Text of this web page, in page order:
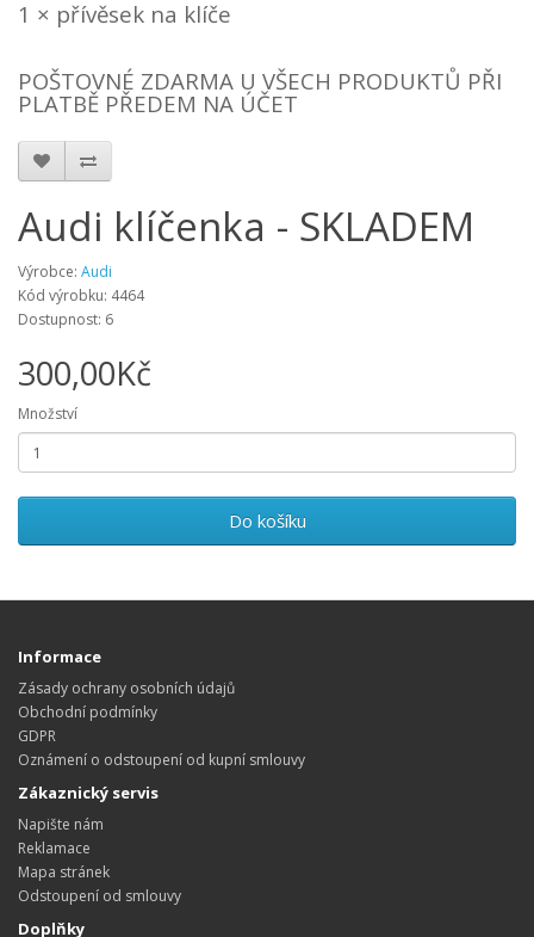
1 × přívěsek na klíče
POŠTOVNÉ ZDARMA U VŠECH PRODUKTŮ PŘI
PLATBĚ PŘEDEM NA ÚČET
Audi klíčenka - SKLADEM
Výrobce: Audi
Kód výrobku: 4464
Dostupnost: 6
300,00Kč
Množství
Do košíku
Informace
Zásady ochrany osobních údajů
Obchodní podmínky
GDPR
Oznámení o odstoupení od kupní smlouvy
Zákaznický servis
Napište nám
Reklamace
Mapa stránek
Odstoupení od smlouvy
Doplňky